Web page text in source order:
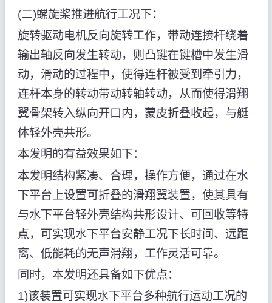
(二)螺旋桨推进航行工况下：
旋转驱动电机反向旋转工作，带动连接杆绕着
输出轴反向发生转动，则凸键在键槽中发生滑
动，滑动的过程中，使得连杆被受到牵引力，
连杆本身的转动带动转轴转动，从而使得滑翔
翼骨架转入纵向开口内，蒙皮折叠收起，与艇
体轻外壳共形。
本发明的有益效果如下：
本发明结构紧凑、合理，操作方便，通过在水
下平台上设置可折叠的滑翔翼装置，使其具有
与水下平台轻外壳结构共形设计、可回收等特
点，可实现水下平台安静工况下长时间、远距
离、低能耗的无声滑翔，工作灵活可靠。
同时，本发明还具备如下优点：
1)该装置可实现水下平台多种航行运动工况的